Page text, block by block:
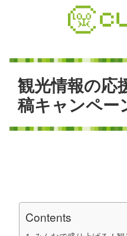
観光情報の応
稿キャンペー
Contents